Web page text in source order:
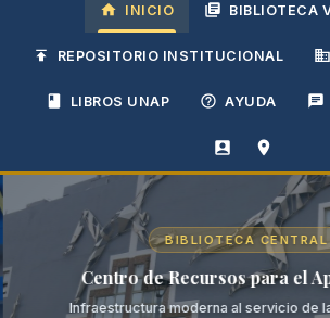
INICIO BIBLIOTECA
REPOSITORIO INSTITUCIONAL
LIBROS UNAP AYUDA
BIBLIOTECA CENTRAL
Centro de Recursos para el
Infraestructura moderna al servicio de